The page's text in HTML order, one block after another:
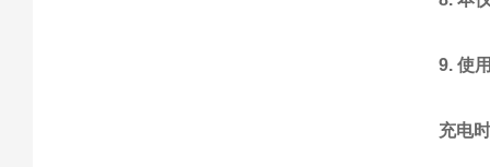
9. 使
充电